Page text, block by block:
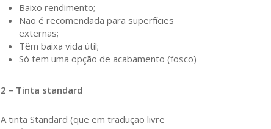
Baixo rendimento;
Não é recomendada para superfícies
externas;
Têm baixa vida útil;
Só tem uma opção de acabamento (fosco)
2 – Tinta standard
A tinta Standard (que em tradução livre